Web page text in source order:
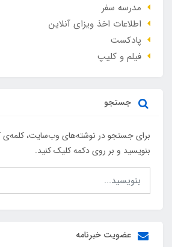
مدرسه سفر
اطلاعات اخذ ویزای آنلاین
پادکست
فیلم و کلیپ
جستجو
برای جستجو در نوشته‌های وب‌سایت، کلمه‌ی
بنویسید و بر روی دکمه کلیک کنید.
عضویت خبرنامه